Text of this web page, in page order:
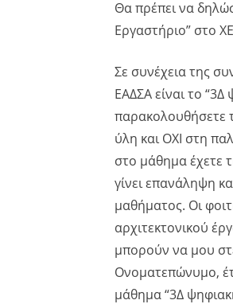
Θα πρέπει να
Εργαστήριο” στο
Σε συνέχεια της
ΕΑΔΣΑ είναι το
παρακολουθήσετε
ύλη και ΟΧΙ στη
στο μάθημα έχετε
γίνει επανάληψη
μαθήματος. Οι
αρχιτεκτονικού
μπορούν να μου
Ονοματεπώνυμο,
μάθημα “3Δ